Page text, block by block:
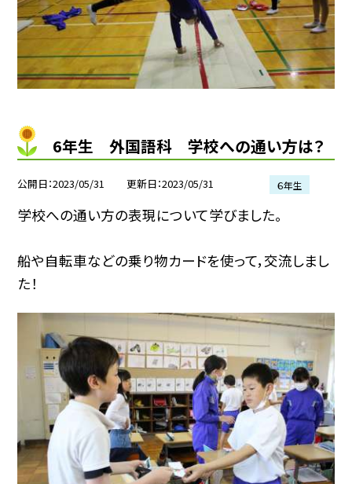
6年生 外国語科 学校への通い方は？
公開日 2023/05/31 更新日 2023/05/31 ６年生
学校への通い方の表現について学びました。
船や自転車などの乗り物カードを使って，交流しまし
た！